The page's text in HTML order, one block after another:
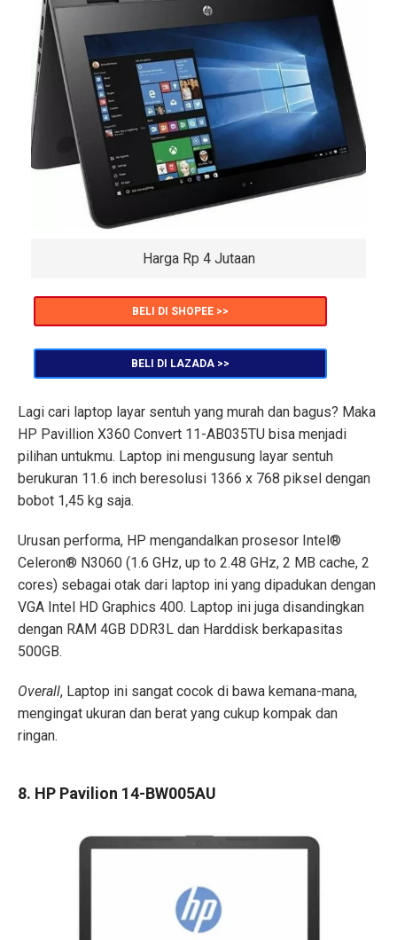
Harga Rp 4 Jutaan
BELI DI SHOPEE >>
BELI DI LAZADA >>
Lagi cari laptop layar sentuh yang murah dan bagus? Maka
HP Pavillion X360 Convert 11-AB035TU bisa menjadi
pilihan untukmu. Laptop ini mengusung layar sentuh
berukuran 11.6 inch beresolusi 1366 x 768 piksel dengan
bobot 1,45 kg saja.
Urusan performa, HP mengandalkan prosesor Intel®
Celeron® N3060 (1.6 GHz, up to 2.48 GHz, 2 MB cache, 2
cores) sebagai otak dari laptop ini yang dipadukan dengan
VGA Intel HD Graphics 400. Laptop ini juga disandingkan
dengan RAM 4GB DDR3L dan Harddisk berkapasitas
500GB.
Overall, Laptop ini sangat cocok di bawa kemana-mana,
mengingat ukuran dan berat yang cukup kompak dan
ringan.
8. HP Pavilion 14-BW005AU